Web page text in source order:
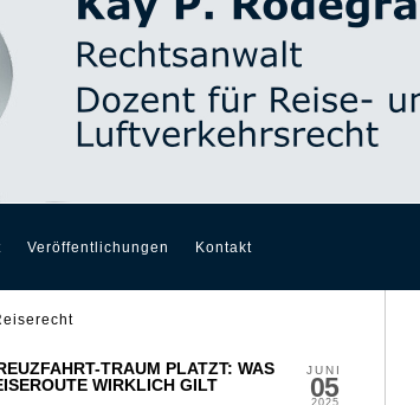
Veröffentlichungen Kontakt
JUNI
05
2025
TRAUM PLATZT: WAS
WIRKLICH GILT